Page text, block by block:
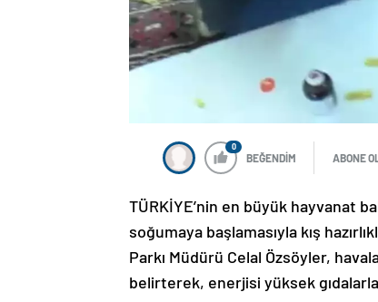
0
BEĞENDİM ABONE OL
TÜRKİYE’nin en büyük hayvanat
soğumaya başlamasıyla kış
Parkı Müdürü Celal Özsöyler,
belirterek, enerjisi yüksek